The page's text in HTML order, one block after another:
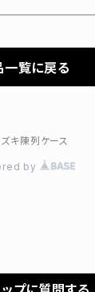
ーケース
一覧に戻る
キ陳列ケース
by